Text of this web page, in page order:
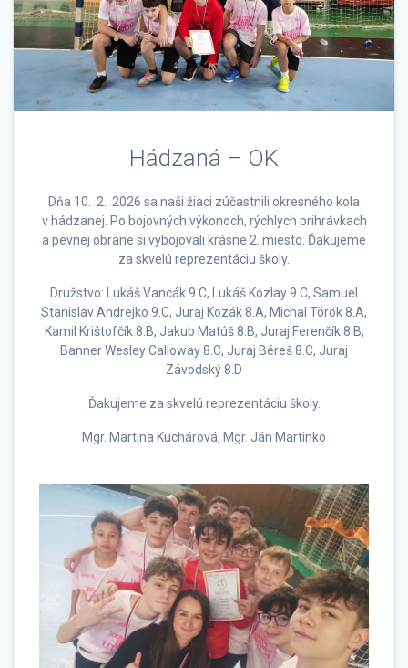
Hádzaná – OK
Dňa 10. 2. 2026 sa naši žiaci zúčastnili okresného kola
v hádzanej. Po bojovných výkonoch, rýchlych prihrávkach
a pevnej obrane si vybojovali krásne 2. miesto. Ďakujeme
za skvelú reprezentáciu školy.
Družstvo: Lukáš Vancák 9.C, Lukáš Kozlay 9.C, Samuel
Stanislav Andrejko 9.C, Juraj Kozák 8.A, Michal Török 8.A,
Kamil Krištofčík 8.B, Jakub Matúš 8.B, Juraj Ferenčík 8.B,
Banner Wesley Calloway 8.C, Juraj Béreš 8.C, Juraj
Závodský 8.D
Ďakujeme za skvelú reprezentáciu školy.
Mgr. Martina Kuchárová, Mgr. Ján Martinko